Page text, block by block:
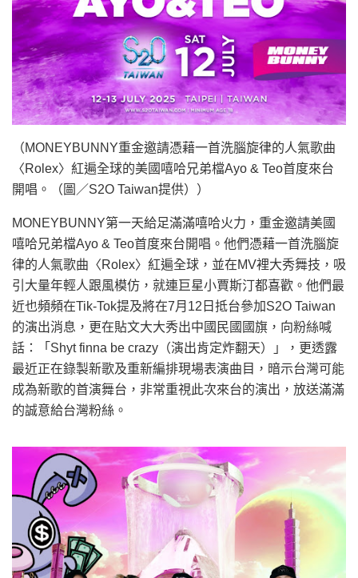
（MONEYBUNNY重金邀請憑藉一首洗腦旋律的人氣歌曲
〈Rolex〉紅遍全球的美國嘻哈兄弟檔Ayo & Teo首度來台
開唱。（圖／S2O Taiwan提供））
MONEYBUNNY第一天給足滿滿嘻哈火力，重金邀請美國
嘻哈兄弟檔Ayo & Teo首度來台開唱。他們憑藉一首洗腦旋
律的人氣歌曲〈Rolex〉紅遍全球，並在MV裡大秀舞技，吸
引大量年輕人跟風模仿，就連巨星小賈斯汀都喜歡。他們最
近也頻頻在Tik-Tok提及將在7月12日抵台參加S2O Taiwan
的演出消息，更在貼文大大秀出中國民國國旗，向粉絲喊
話：「Shyt finna be crazy（演出肯定炸翻天）」，更透露
最近正在錄製新歌及重新編排現場表演曲目，暗示台灣可能
成為新歌的首演舞台，非常重視此次來台的演出，放送滿滿
的誠意給台灣粉絲。